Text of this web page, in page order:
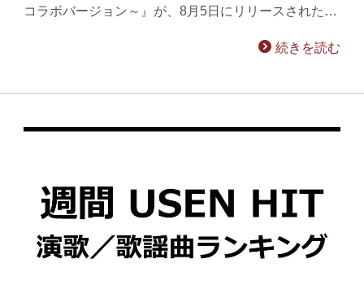
コラボバージョン～』が、8月5日にリリースされた…
続きを読む